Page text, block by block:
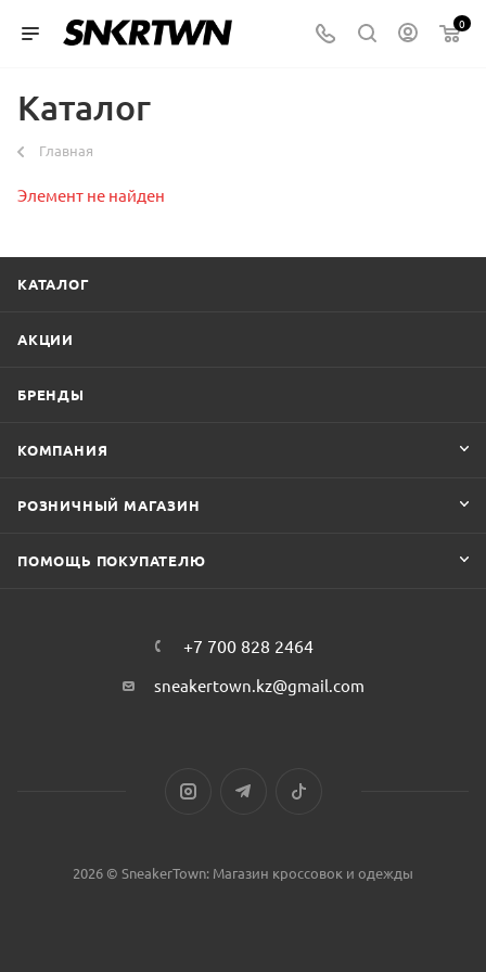
0
Каталог
Главная
Элемент не найден
КАТАЛОГ
АКЦИИ
БРЕНДЫ
КОМПАНИЯ
РОЗНИЧНЫЙ МАГАЗИН
ПОМОЩЬ ПОКУПАТЕЛЮ
+7 700 828 2464
sneakertown.kz@gmail.com
2026 © SneakerTown: Магазин кроссовок и одежды